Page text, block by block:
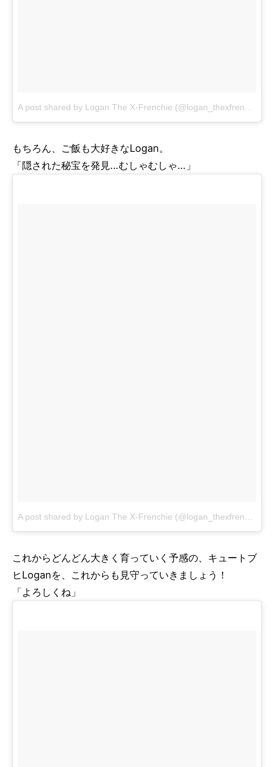
もちろん、ご飯も大好きなLogan。
「隠された秘宝を発見…むしゃむしゃ…」
A post shared by Logan The X-Frenchie (@logan_thexfrenchie)
これからどんどん大きく育っていく予感の、キュートブ
ヒLoganを、これからも見守っていきましょう！
「よろしくね」